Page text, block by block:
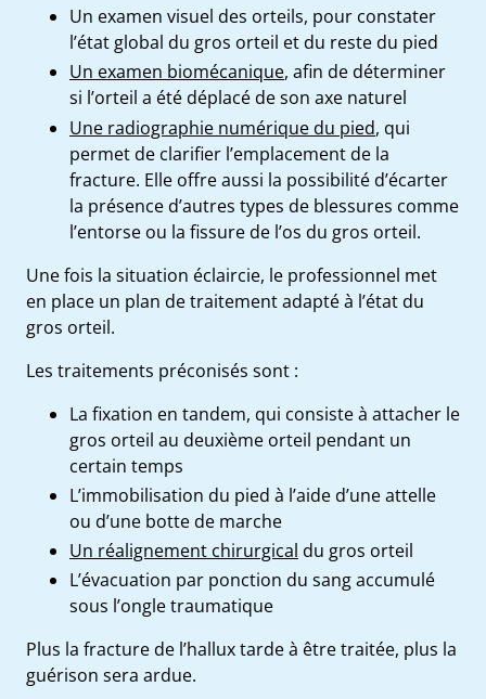
Un examen visuel des orteils, pour constater
l’état global du gros orteil et du reste du pied
Un examen biomécanique, afin de déterminer
si l’orteil a été déplacé de son axe naturel
Une radiographie numérique du pied, qui
permet de clarifier l’emplacement de la
fracture. Elle offre aussi la possibilité d’écarter
la présence d’autres types de blessures comme
l’entorse ou la fissure de l’os du gros orteil.
Une fois la situation éclaircie, le professionnel met
en place un plan de traitement adapté à l’état du
gros orteil.
Les traitements préconisés sont :
La fixation en tandem, qui consiste à attacher le
gros orteil au deuxième orteil pendant un
certain temps
L’immobilisation du pied à l’aide d’une attelle
ou d’une botte de marche
Un réalignement chirurgical du gros orteil
L’évacuation par ponction du sang accumulé
sous l’ongle traumatique
Plus la fracture de l’halluxtarde à être traitée, plus la
guérison sera ardue.